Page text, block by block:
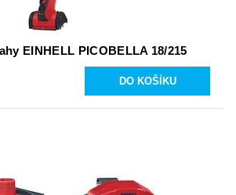
EINHELL PICOBELLA 18/215